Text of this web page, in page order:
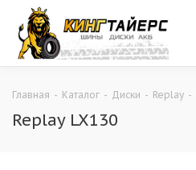
Главная - Каталог - Диски - Replay -
Replay LX130